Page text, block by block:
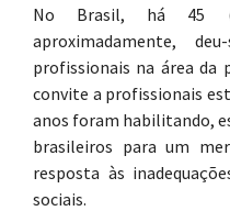
No Brasil, há 45
aproximadamente,
profissionais na área da
convite a profissionais
anos foram habilitando,
brasileiros para um
resposta às
sociais.